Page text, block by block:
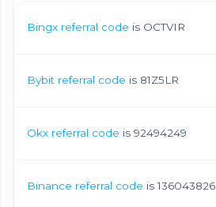
Bingx referral code is OCTVIR
Bybit referral code is 81Z5LR
Okx referral code is 92494249
Binance referral code is 136043826